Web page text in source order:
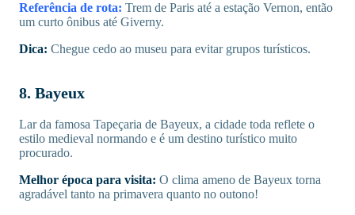
Referência de rota: Trem de Paris até a estação Vernon, então
um curto ônibus até Giverny.
Dica: Chegue cedo ao museu para evitar grupos turísticos.
8. Bayeux
Lar da famosa Tapeçaria de Bayeux, a cidade toda reflete o
estilo medieval normando e é um destino turístico muito
procurado.
Melhor época para visita: O clima ameno de Bayeux torna
agradável tanto na primavera quanto no outono!